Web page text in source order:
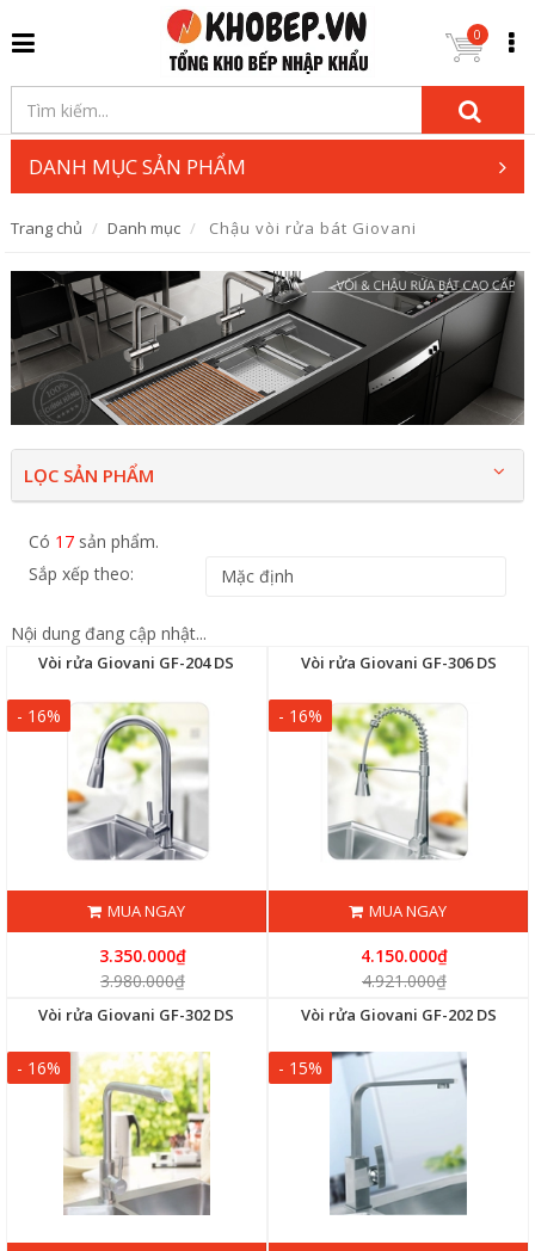
0
DANH MỤC SẢN PHẨM
Trang chủ Danh mục Chậu vòi rửa bát Giovani
LỌC SẢN PHẨM
Có 17sản phẩm.
Sắp xếp theo:
Nội dung đang cập nhật...
Vòi rửa Giovani GF-204 DS
- 16%
MUA NGAY
3.350.000₫
3.980.000₫
Vòi rửa Giovani GF-306 DS
- 16%
MUA NGAY
4.150.000₫
4.921.000₫
Vòi rửa Giovani GF-302 DS
- 16%
Vòi rửa Giovani GF-202 DS
- 15%